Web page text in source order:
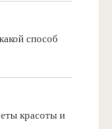
способ
красоты и